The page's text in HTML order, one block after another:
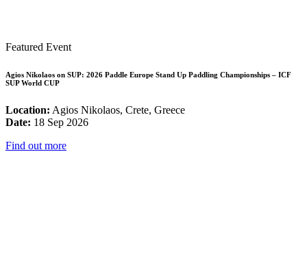
Featured Event
Agios Nikolaos on SUP: 2026 Paddle Europe Stand Up Paddling Championships – ICF
SUP World CUP
Location: Agios Nikolaos, Crete, Greece
Date: 18 Sep 2026
Find out more